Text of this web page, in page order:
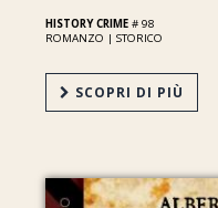
HISTORY CRIME # 98
ROMANZO |STORICO
SCOPRI DI PIÙ